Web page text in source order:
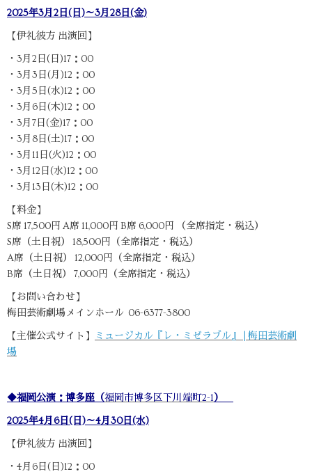
2025年3月2日(日)～3月28日(金)
【伊礼彼方 出演回】
・3月2日(日)17：00
・3月3日(月)12：00
・3月5日(水)12：00
・3月6日(木)12：00
・3月7日(金)17：00
・3月8日(土)17：00
・3月11日(火)12：00
・3月12日(水)12：00
・3月13日(木)12：00
【料金】
S席 17,500円 A席 11,000円 B席 6,000円 （全席指定・税込）
S席（土日祝） 18,500円（全席指定・税込）
A席（土日祝） 12,000円（全席指定・税込）
B席（土日祝） 7,000円（全席指定・税込）
【お問い合わせ】
梅田芸術劇場メインホール 06-6377-3800
【主催公式サイト】
ミュージカル『レ・ミゼラブル』 | 梅田芸術劇
場
◆福岡公演：博多座（福岡市博多区下川端町2-1​）
2025年4月6日(日)～4月30日(水)
【伊礼彼方 出演回】
・4月6日(日)12：00